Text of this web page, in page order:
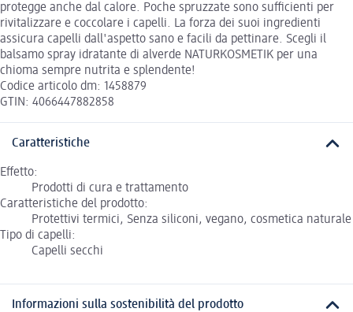
protegge anche dal calore. Poche spruzzate sono sufficienti per
rivitalizzare e coccolare i capelli. La forza dei suoi ingredienti
assicura capelli dall'aspetto sano e facili da pettinare. Scegli il
balsamo spray idratante di alverde NATURKOSMETIK per una
chioma sempre nutrita e splendente!
Codice articolo dm: 1458879
GTIN: 4066447882858
Caratteristiche
Effetto:
Prodotti di cura e trattamento
Caratteristiche del prodotto:
Protettivi termici, Senza siliconi, vegano, cosmetica naturale
Tipo di capelli:
Capelli secchi
Informazioni sulla sostenibilità del prodotto